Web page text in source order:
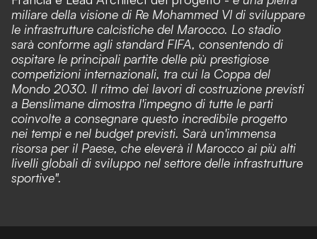
miliare della visione di Re Mohammed VI di sviluppare
le infrastrutture calcistiche del Marocco. Lo stadio
sarà conforme agli standard FIFA, consentendo di
ospitare le principali partite delle più prestigiose
competizioni internazionali, tra cui la Coppa del
Mondo 2030. Il ritmo dei lavori di costruzione previsti
a Benslimane dimostra l'impegno di tutte le parti
coinvolte a consegnare questo incredibile progetto
nei tempi e nel budget previsti. Sarà un'immensa
risorsa per il Paese, che eleverà il Marocco ai più alti
livelli globali di sviluppo nel settore delle infrastrutture
sportive".